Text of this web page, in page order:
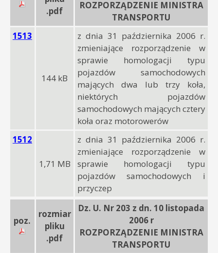
.pdf
ROZPORZĄDZENIE MINISTRA
TRANSPORTU
1513
144 kB
z dnia 31 października 2006 r.
zmieniające rozporządzenie w
sprawie homologacji typu
pojazdów samochodowych
mających dwa lub trzy koła,
niektórych pojazdów
samochodowych mających cztery
koła oraz motorowerów
1512
1,71 MB
z dnia 31 października 2006 r.
zmieniające rozporządzenie w
sprawie homologacji typu
pojazdów samochodowych i
przyczep
poz.
rozmiar
pliku
.pdf
Dz. U. Nr 203 z dn. 10 listopada
2006 r
ROZPORZĄDZENIE MINISTRA
TRANSPORTU